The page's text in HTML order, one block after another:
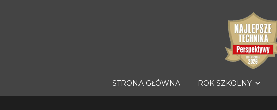
STRONA GŁÓWNA ROK SZKOLNY